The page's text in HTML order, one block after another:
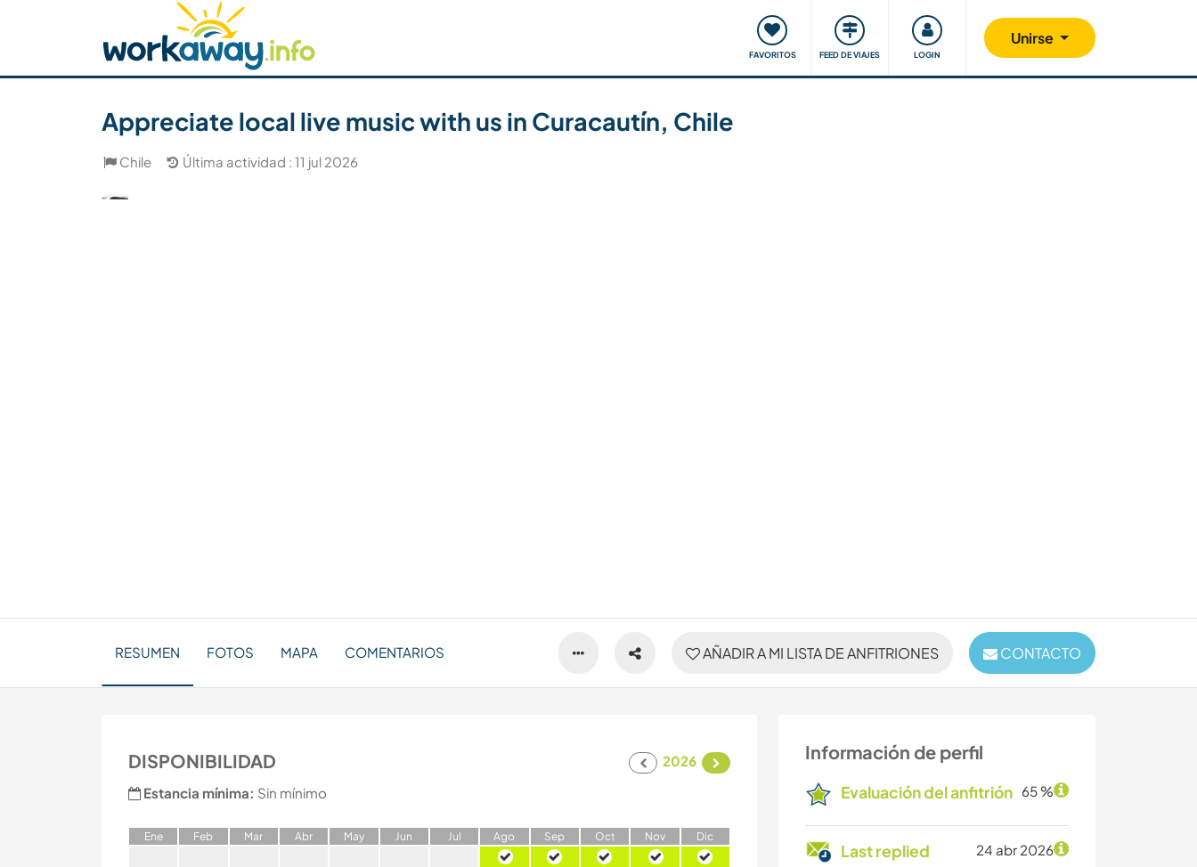
FAVORITOS FEED DE VIAJES LOGIN
Unirse
Buscar anfitrión Busca un compañero Viajar y aprender Comunidad Nos implicamos
Seguridad
Appreciate local live music with us in Curacautín, Chile
Chile Última actividad : 11 jul 2026
AÑADIR A MI LISTA DE ANFITRIONES CONTACTO
RESUMEN FOTOS MAPA COMENTARIOS
Información de perfil
Evaluación del anfitrión 65 %
Last replied 24 abr 2026
DISPONIBILIDAD
2026
Estancia mínima: Sin mínimo
Ene Feb Mar Abr May Jun Jul Ago Sep Oct Nov Dic